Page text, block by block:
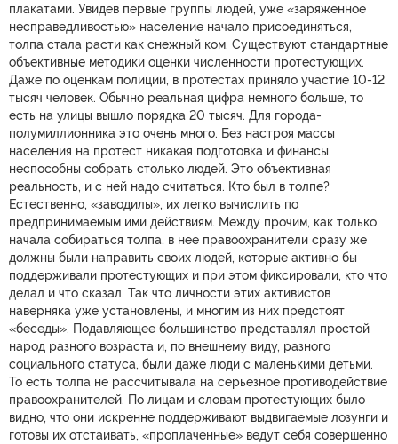
плакатами. Увидев первые группы людей, уже «заряженное
несправедливостью» население начало присоединяться,
толпа стала расти как снежный ком. Существуют стандартные
объективные методики оценки численности протестующих.
Даже по оценкам полиции, в протестах приняло участие 10-12
тысяч человек. Обычно реальная цифра немного больше, то
есть на улицы вышло порядка 20 тысяч. Для города-
полумиллионника это очень много. Без настроя массы
населения на протест никакая подготовка и финансы
неспособны собрать столько людей. Это объективная
реальность, и с ней надо считаться. Кто был в толпе?
Естественно, «заводилы», их легко вычислить по
предпринимаемым ими действиям. Между прочим, как только
начала собираться толпа, в нее правоохранители сразу же
должны были направить своих людей, которые активно бы
поддерживали протестующих и при этом фиксировали, кто что
делал и что сказал. Так что личности этих активистов
наверняка уже установлены, и многим из них предстоят
«беседы». Подавляющее большинство представлял простой
народ разного возраста и, по внешнему виду, разного
социального статуса, были даже люди с маленькими детьми.
То есть толпа не рассчитывала на серьезное противодействие
правоохранителей. По лицам и словам протестующих было
видно, что они искренне поддерживают выдвигаемые лозунги и
готовы их отстаивать, «проплаченные» ведут себя совершенно